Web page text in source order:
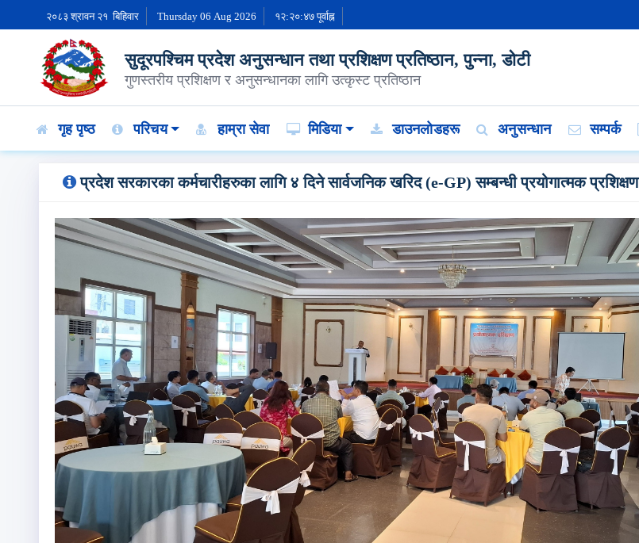
२०८३ श्रावन २१ बिहिवार Thursday 06 Aug 2026 १२:२०:४८ पूर्वाह्न
सुदूरपश्चिम प्रदेश अनुसन्धान तथा प्रशिक्षण प्रतिष्ठान, पुन्ना, डोटी
गुणस्तरीय प्रशिक्षण र अनुसन्धानका लागि उत्कृस्ट प्रतिष्ठान
गृह पृष्ठ परिचय हाम्रा सेवा मिडिया डाउनलोडहरू अनुसन्धान सम्पर्क
प्रदेश सरकारका कर्मचारीहरुका लागि ४ दिने सार्वजनिक खरिद (e-GP) सम्बन्धी प्रयोगात्मक प्रशिक्षण